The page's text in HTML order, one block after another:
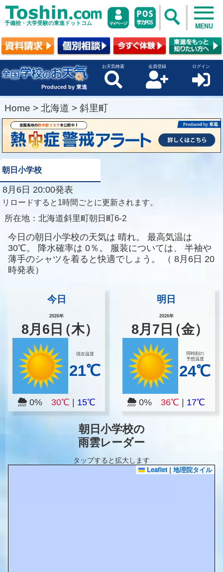
予備校・大学受験の東進ドットコム MENU
Produced by 東進
お天気検索 会員登録 ログイン
Home > 北海道 > 斜里町
朝日小学校
8月6日 20:00発表
リロードすると1時間ごとに更新されます。
所在地： 北海道斜里町朝日町6-2
今日の朝日小学校の天気は 晴れ。
最高気温は
30℃。
降水確率は 0％。 服装については、
半袖や
薄手のシャツを着ると快適でしょう。
（ 8月6日 20
時発表）
今日
2026年
8月 6 日（木）
現在温度
21℃
0% 30℃ 15℃
明日
2026年
8月 7 日（金）
同時刻の
予想温度
24℃
0% 36℃ 17℃
朝日小学校の
雨雲レーダー
タップすると拡大します
Leaflet | 地理院タイル